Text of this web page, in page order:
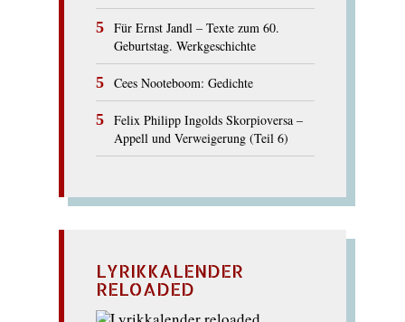
Für Ernst Jandl – Texte zum 60.
Geburtstag. Werkgeschichte
Cees Nooteboom: Gedichte
Felix Philipp Ingolds Skorpioversa –
Appell und Verweigerung (Teil 6)
LYRIKKALENDER
RELOADED